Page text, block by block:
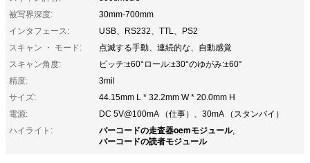
被写界深度:
30mm-700mm
インタフェース:
USB、RS232、TTL、PS2
スキャン ・ モード:
点滅する手動、連続的な、自動感覚
スキャン角度:
ピッチ:±60°ロール:±30°のゆがみ:±60°
精度:
3mil
サイズ:
44.15mm L * 32.2mm W * 20.0mm H
電源:
DC 5V@100mA （仕事）、30mA （スタンバイ）
ハイライト:
バーコードの走査器oemモジュール,
バーコードの読者モジュール